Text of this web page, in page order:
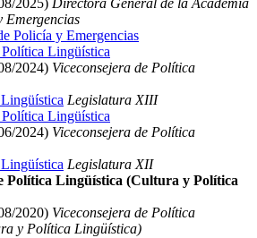
2025) Directora General de la Academia
Emergencias
Policía y Emergencias
Lingüística
2024) Viceconsejera de Política
Legislatura XIII
Lingüística
2024) Viceconsejera de Política
Legislatura XII
Política Lingüística (Cultura y Política
2020) Viceconsejera de Política
y Política Lingüística)